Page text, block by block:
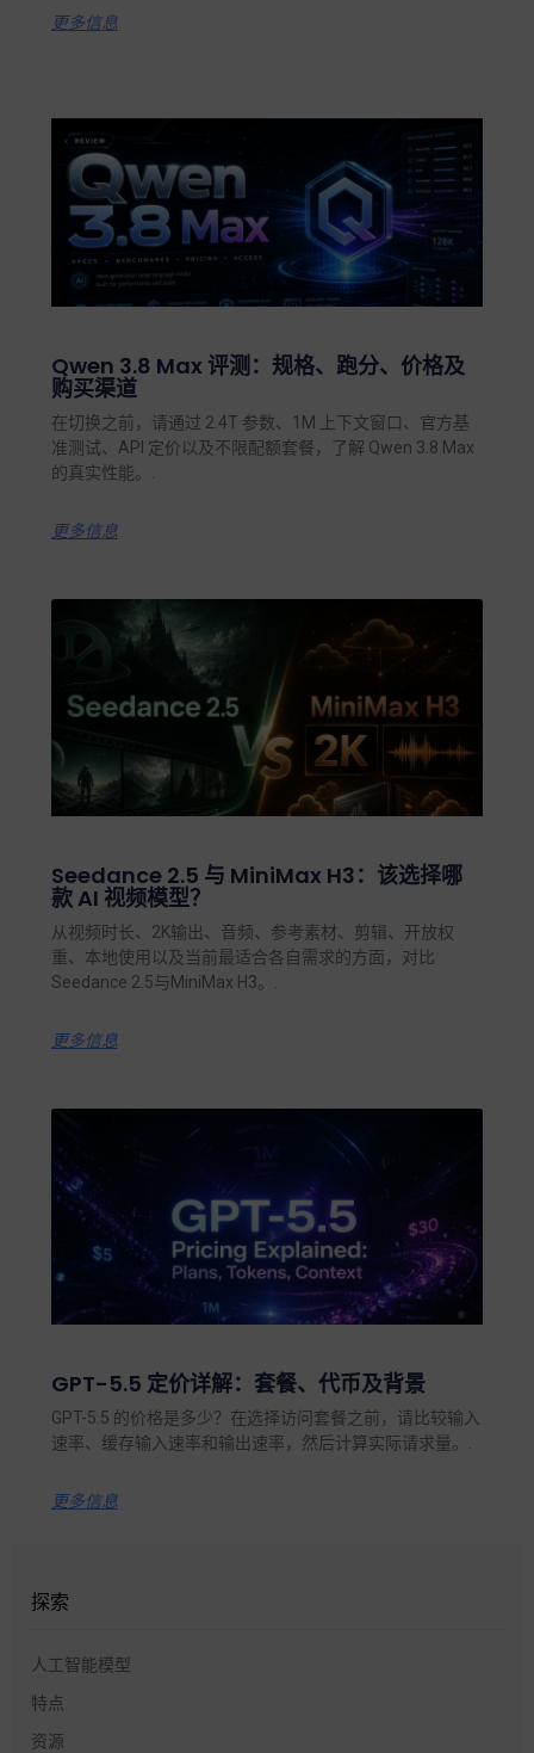
更多信息
Qwen 3.8 Max 评测：规格、跑分、价格及
购买渠道
在切换之前，请通过 2.4T 参数、1M 上下文窗口、官方基
准测试、API 定价以及不限配额套餐，了解 Qwen 3.8 Max
的真实性能。.
更多信息
Seedance 2.5 与 MiniMax H3：该选择哪
款 AI 视频模型？
从视频时长、2K输出、音频、参考素材、剪辑、开放权
重、本地使用以及当前最适合各自需求的方面，对比
Seedance 2.5与MiniMax H3。.
更多信息
GPT-5.5 定价详解：套餐、代币及背景
GPT-5.5 的价格是多少？在选择访问套餐之前，请比较输入
速率、缓存输入速率和输出速率，然后计算实际请求量。.
更多信息
探索
人工智能模型
特点
资源